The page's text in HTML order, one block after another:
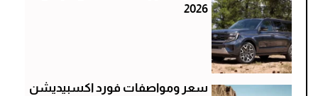
2026
سعر ومواصفات فورد اكسبيديشن